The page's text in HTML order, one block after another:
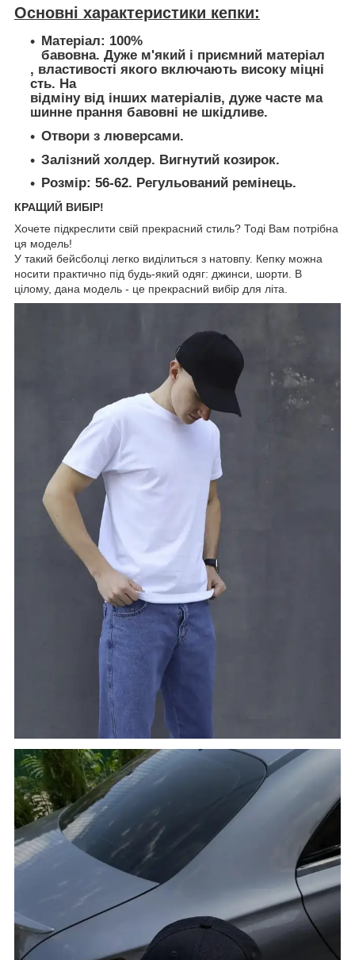
Основні характеристики кепки:
Матеріал: 100%
бавовна. Дуже м'який і приємний матеріал
, властивості якого включають високу міцні
сть. На
відміну від інших матеріалів, дуже часте ма
шинне прання бавовні не шкідливе.
Отвори з люверсами.
Залізний холдер. Вигнутий козирок.
Розмір: 56-62. Регульований ремінець.
КРАЩИЙ ВИБІР!
Хочете підкреслити свій прекрасний стиль? Тоді Вам потрібна
ця модель!
У такий бейсболці легко виділиться з натовпу. Кепку можна
носити практично під будь-який одяг: джинси, шорти. В
цілому, дана модель - це прекрасний вибір для літа.